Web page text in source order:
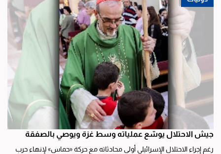
جيش الاحتلال يوسّع عملياته وسط غزة ويوصي بالصفقة
رغم إجراء الاحتلال الإسرائيلي أولى محادثاته مع حركة «حماس» لإنهاء حرب